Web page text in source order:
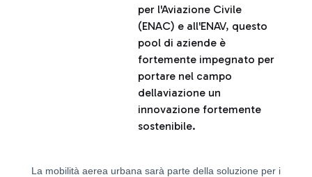
per l'Aviazione Civile
(ENAC) e all'ENAV, questo
pool di aziende è
fortemente impegnato per
portare nel campo
dellaviazione un
innovazione fortemente
sostenibile.
La mobilità aerea urbana sarà parte della soluzione per i